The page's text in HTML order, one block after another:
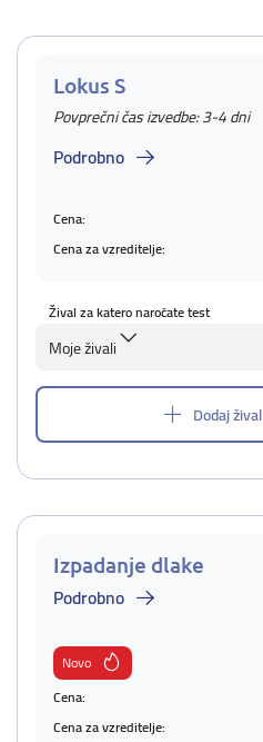
Lokus S
Povprečni čas izvedbe: 3-4 dni
Podrobno
Cena:
Cena za vzreditelje:
Žival za katero naročate test
Moje živali
Dodaj žival
Izpadanje dlake
Podrobno
Novo
Cena:
Cena za vzreditelje: